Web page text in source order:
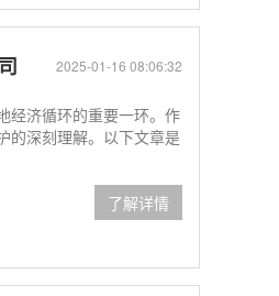
2025-01-16 08:06:32
经济循环的重要一环。作
的深刻理解。以下文章是
了解详情